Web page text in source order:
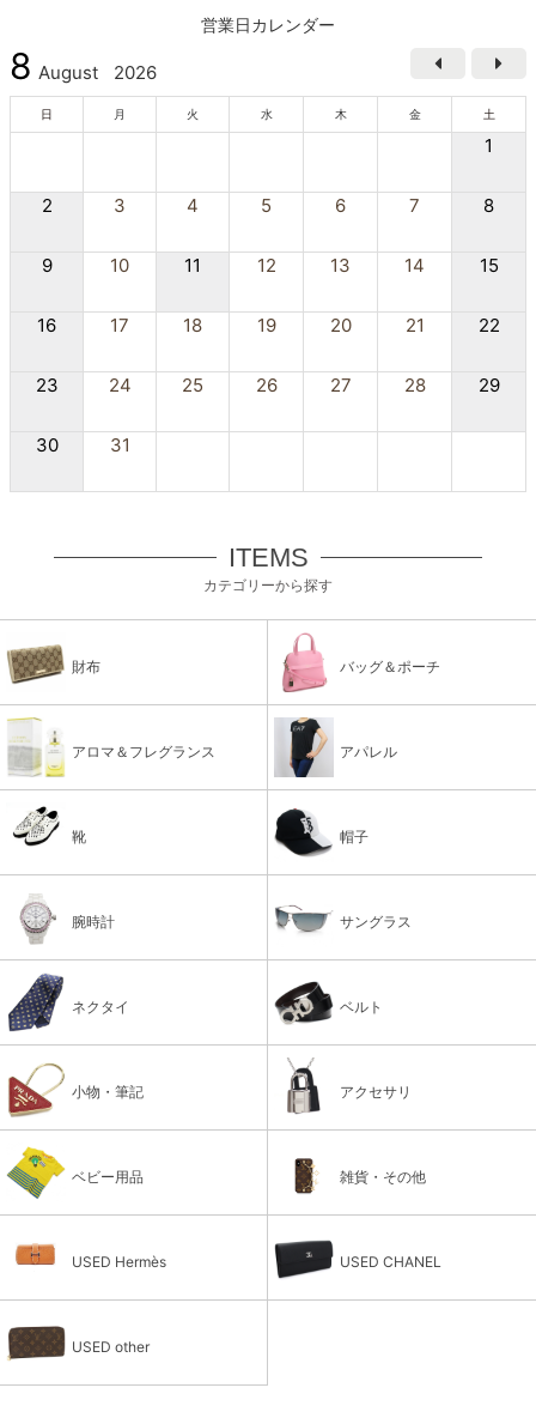
営業日カレンダー
8 August 2026
日 月 火 水 木 金 土
1
2 3 4 5 6 7 8
9 10 11 12 13 14 15
16 17 18 19 20 21 22
23 24 25 26 27 28 29
30 31
ITEMS
カテゴリーから探す
財布 バッグ＆ポーチ
アロマ＆フレグランス アパレル
靴 帽子
腕時計 サングラス
ネクタイ ベルト
小物・筆記 アクセサリ
ベビー用品 雑貨・その他
USED Hermès USED CHANEL
USED other